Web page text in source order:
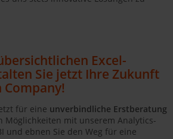
Excel-
Sie jetzt Ihre Zukunft
Company!
für eine unverbindliche Erstberatung
mit unserem Analytics-
und ebnen Sie den Weg für eine